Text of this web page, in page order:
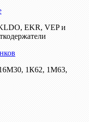
EKR, VEP и
1К62, 1М63,